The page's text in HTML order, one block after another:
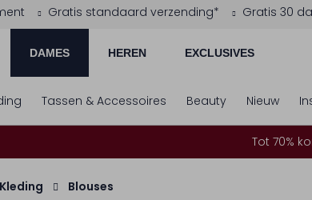
Gratis standaard verzending* Gratis 30
DAMES HEREN EXCLUSIVES
Tassen & Accessoires Beauty Nieuw
Tot 70%
Kleding Blouses